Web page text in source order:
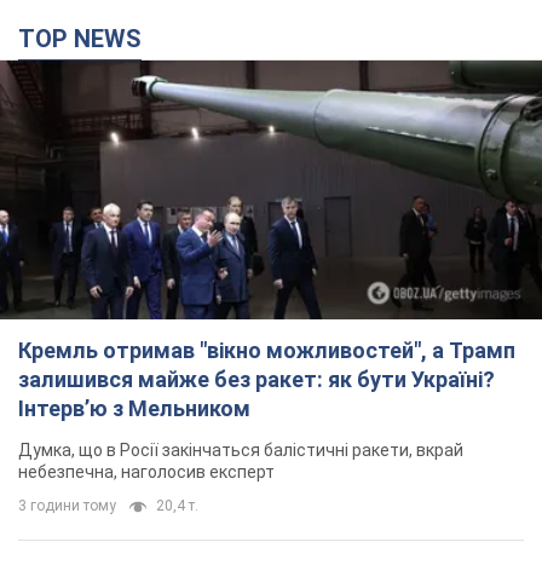
TOP NEWS
Кремль отримав "вікно можливостей", а Трамп
залишився майже без ракет: як бути Україні?
Інтерв’ю з Мельником
Думка, що в Росії закінчаться балістичні ракети, вкрай
небезпечна, наголосив експерт
3 години тому 20,4 т.